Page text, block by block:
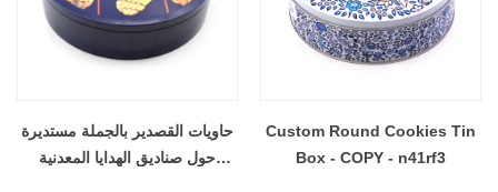
حاويات القصدير بالجملة مستديرة
حول صناديق الهدايا المعدنية
Custom Round Cookies Tin
Box - COPY - n41rf3